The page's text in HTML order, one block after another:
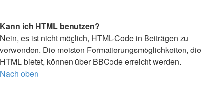
Kann ich HTML benutzen?
Nein, es ist nicht möglich, HTML-Code in Beiträgen zu
verwenden. Die meisten Formatierungsmöglichkeiten, die
HTML bietet, können über BBCode erreicht werden.
Nach oben